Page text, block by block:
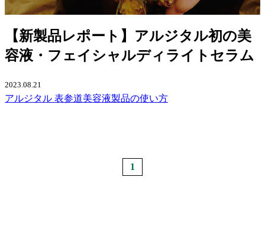
【新製品レポート】アルジタル初の美
容液・フェイシャルディライトセラム
2023.08.21
アルジタル 表参道美容液製品の使い方
1